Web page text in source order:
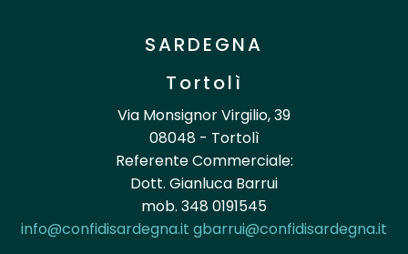
SARDEGNA
Tortolì
Via Monsignor Virgilio, 39
08048 - Tortolì
Referente Commerciale:
Dott. Gianluca Barrui
mob. 348 0191545
info@confidisardegna.it gbarrui@confidisardegna.it